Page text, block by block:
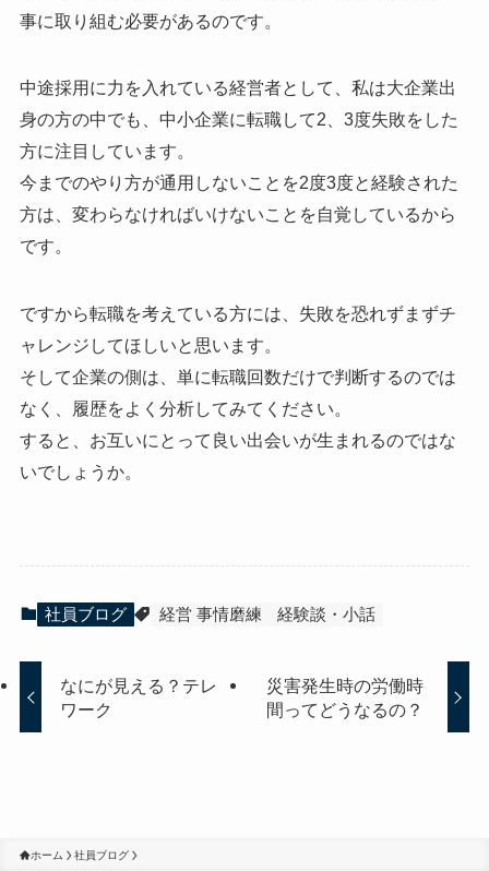
事に取り組む必要があるのです。
中途採用に力を入れている経営者として、私は大企業出
身の方の中でも、中小企業に転職して2、3度失敗をした
方に注目しています。
今までのやり方が通用しないことを2度3度と経験された
方は、変わらなければいけないことを自覚しているから
です。
ですから転職を考えている方には、失敗を恐れずまずチ
ャレンジしてほしいと思います。
そして企業の側は、単に転職回数だけで判断するのでは
なく、履歴をよく分析してみてください。
すると、お互いにとって良い出会いが生まれるのではな
いでしょうか。
社員ブログ 経営 事情磨練 経験談・小話
なにが見える？テレ
ワーク
災害発生時の労働時
間ってどうなるの？
ホーム 社員ブログ